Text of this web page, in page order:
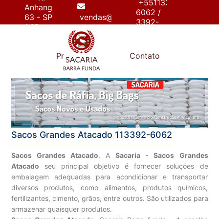
Anhanguera,
63 - SP
/ SP
vendas@sacariabarrafunda.com.br
+55113392-
6062 /
3392-
Produtos Contato
Sacos Grandes Atacado 113392-6062
Sacos Grandes Atacado. ASacaria - Sacos Grandes
Atacado seu principal objetivo é fornecer soluções de
embalagem adequadas para acondicionar e transportar
diversos produtos, como alimentos, produtos químicos,
fertilizantes, cimento, grãos, entre outros. São utilizados para
armazenar quaisquer produtos.